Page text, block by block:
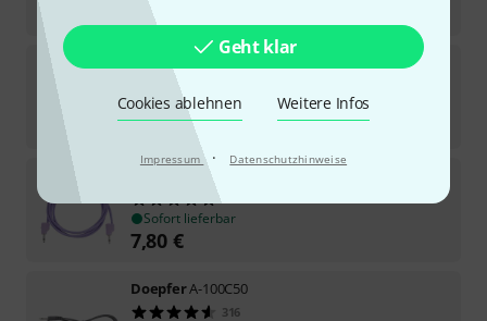
Geht klar
Cookies ablehnen Weitere Infos
Impressum · Datenschutzhinweise
-25%
Sofort lieferbar
12€
Tiptop Audio
Sofort lieferbar
7,80 €
DoepferA-100C50
316